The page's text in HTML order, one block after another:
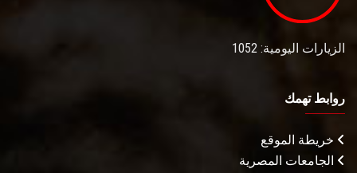
الزيارات اليومية: 1052
روابط تهمك
خريطة الموقع
الجامعات المصرية